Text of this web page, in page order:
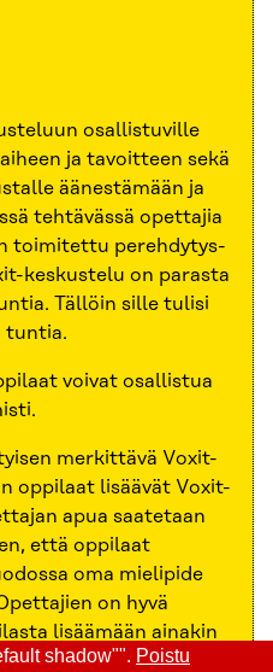
osallistuville
ja tavoitteen sekä
äänestämään ja
tehtävässä opettajia
toimitettu perehdytys-
keskustelu on parasta
Tällöin sille tulisi
tuntia.
voivat osallistua
merkittävä Voxit-
oppilaat lisäävät Voxit-
apua saatetaan
että oppilaat
oma mielipide
on hyvä
lisäämään ainakin
shadow"". Poistu